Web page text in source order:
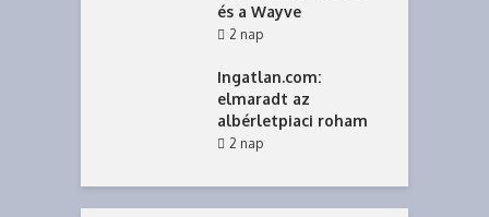
és a Wayve
2 nap
Ingatlan.com:
elmaradt az
albérletpiaci roham
2 nap